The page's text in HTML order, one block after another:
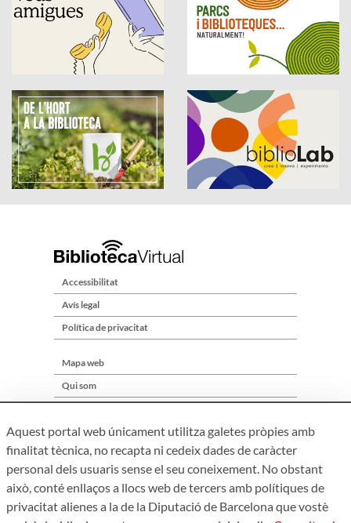
Accessibilitat
Avís legal
Política de privacitat
Mapa web
Qui som
Aquest portal web únicament utilitza galetes pròpies amb
finalitat tècnica, no recapta ni cedeix dades de caràcter
personal dels usuaris sense el seu coneixement. No obstant
això, conté enllaços a llocs web de tercers amb polítiques de
privacitat alienes a la de la Diputació de Barcelona que vostè